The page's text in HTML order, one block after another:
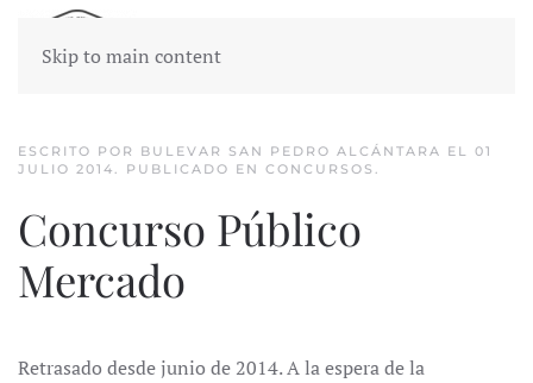
Skip to main content
ESCRITO POR BULEVAR SAN PEDRO ALCÁNTARA EL 01
JULIO 2014. PUBLICADO EN CONCURSOS .
Concurso Público
Mercado
Retrasado desde junio de 2014. A la espera de la